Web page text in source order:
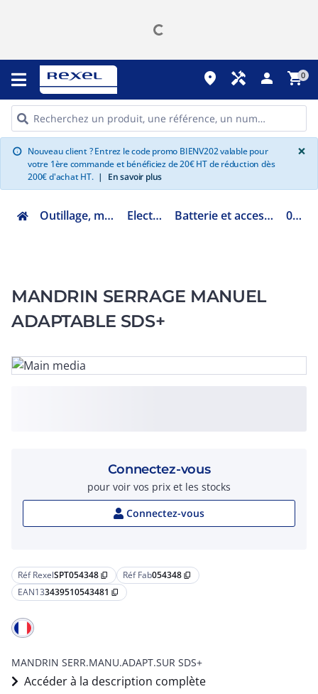
place handyman person shopping_cart0
info Nouveau client ? Entrez le code promo BIENV202 valable pour
votre 1ère commande et bénéficiez de 20€ HT de réduction dès
200€ d'achat HT. | En savoir plus
×
Outillage, mesure et fixation Electroportatif Batterie et accessoire électroportatif 054348
MANDRIN SERRAGE MANUEL
ADAPTABLE SDS+
Réf RexelSPT054348 content_copy Réf Fab054348 content_copy
EAN133439510543481 content_copy
MANDRIN SERR.MANU.ADAPT.SUR SDS+
Accéder à la description complète
Connectez-vous
pour voir vos prix et les stocks
Connectez-vous